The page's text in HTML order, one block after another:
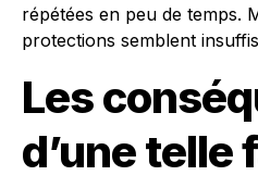
répétées en peu de temps.
protections semblent
Les
d’une telle